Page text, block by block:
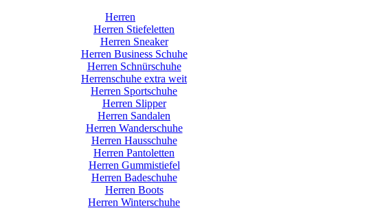
Herren
Herren Stiefeletten
Herren Sneaker
Herren Business Schuhe
Herren Schnürschuhe
Herrenschuhe extra weit
Herren Sportschuhe
Herren Slipper
Herren Sandalen
Herren Wanderschuhe
Herren Hausschuhe
Herren Pantoletten
Herren Gummistiefel
Herren Badeschuhe
Herren Boots
Herren Winterschuhe